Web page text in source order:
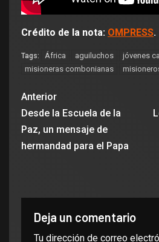
Crédito de la nota: OMPRESS.
Tags: África aguiluchos jóvenes
misioneras combonianas
Anterior
Desde la Escuela de la
Paz, un mensaje de
hermandad para el Papa
Deja un comentario
Tu dirección de correo